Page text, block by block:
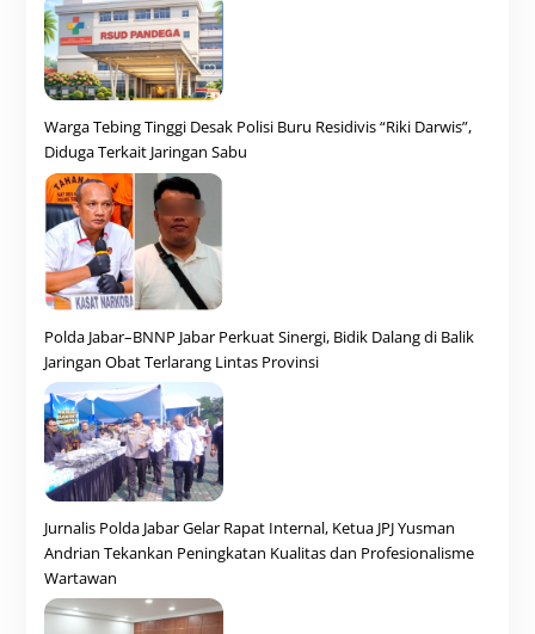
Warga Tebing Tinggi Desak Polisi Buru Residivis “Riki Darwis”,
Diduga Terkait Jaringan Sabu
Polda Jabar–BNNP Jabar Perkuat Sinergi, Bidik Dalang di Balik
Jaringan Obat Terlarang Lintas Provinsi
Jurnalis Polda Jabar Gelar Rapat Internal, Ketua JPJ Yusman
Andrian Tekankan Peningkatan Kualitas dan Profesionalisme
Wartawan